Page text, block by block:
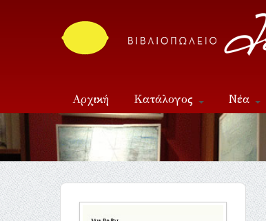
Αρχική Κατάλογος Νέα
Επικοινωνία